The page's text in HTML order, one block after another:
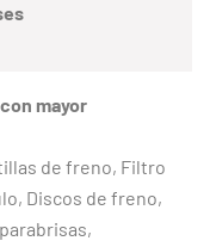
mayor
de freno, Filtro
Discos de freno,